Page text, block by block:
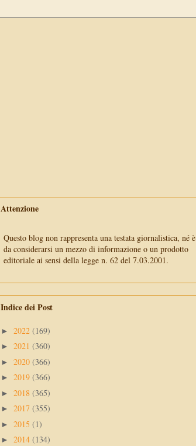
Attenzione
Questo blog non rappresenta una testata giornalistica, né è
da considerarsi un mezzo di informazione o un prodotto
editoriale ai sensi della legge n. 62 del 7.03.2001.
Indice dei Post
► 2022 (169)
► 2021 (360)
► 2020 (366)
► 2019 (366)
► 2018 (365)
► 2017 (355)
► 2015 (1)
► 2014 (134)